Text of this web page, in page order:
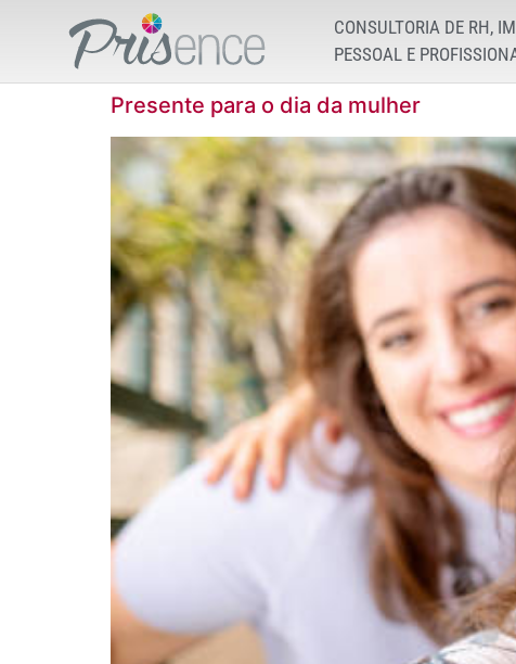
CONSULTORIA DE RH,
PESSOAL E
Presente para o dia da mulher